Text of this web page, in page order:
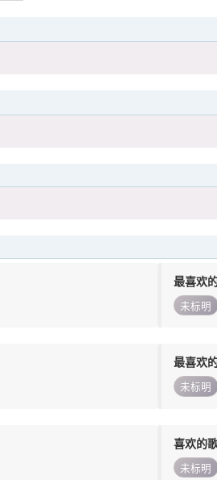
最喜欢
未标明
最喜欢
未标明
喜欢的
未标明